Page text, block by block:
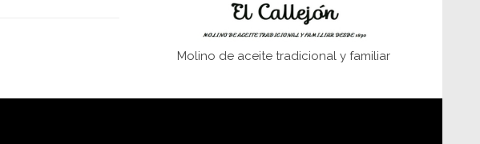
Historia y vivencias del poblado de Los
Molino de aceite tradicional y familiar